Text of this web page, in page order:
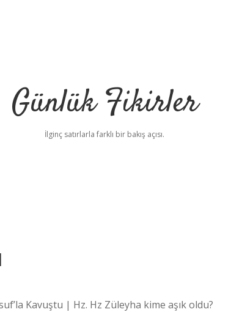
Günlük Fikirler
İlginç satırlarla farklı bir bakış açısı.
Kavuştu | Hz. Hz Züleyha kime aşık oldu?